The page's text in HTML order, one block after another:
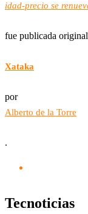
idad-precio se
fue publicada
Xataka
por
Alberto de la Torre
.
Tecnoticias